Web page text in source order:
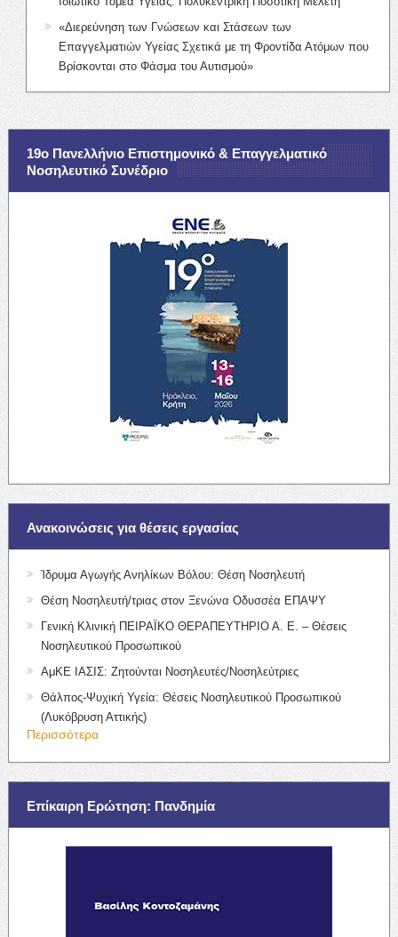
«Διερεύνηση των Γνώσεων και Στάσεων των
Επαγγελματιών Υγείας Σχετικά με τη Φροντίδα Ατόμων που
Βρίσκονται στο Φάσμα του Αυτισμού»
19ο Πανελλήνιο Επιστημονικό & Επαγγελματικό
Νοσηλευτικό Συνέδριο
Ανακοινώσεις για θέσεις εργασίας
Ίδρυμα Αγωγής Ανηλίκων Βόλου: Θέση Νοσηλευτή
Θέση Νοσηλευτή/τριας στον Ξενώνα Οδυσσέα ΕΠΑΨΥ
Γενική Κλινική ΠΕΙΡΑΪΚΟ ΘΕΡΑΠΕΥΤΗΡΙΟ Α. Ε. – Θέσεις
Νοσηλευτικού Προσωπικού
ΑμΚΕ ΙΑΣΙΣ: Ζητούνται Νοσηλευτές/Νοσηλεύτριες
Θάλπος-Ψυχική Υγεία: Θέσεις Νοσηλευτικού Προσωπικού
(Λυκόβρυση Αττικής)
Περισσότερα
Επίκαιρη Ερώτηση: Πανδημία